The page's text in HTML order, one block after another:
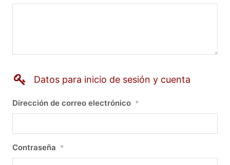
Datos para inicio de sesión y cuenta
Dirección de correo electrónico *
Contraseña *